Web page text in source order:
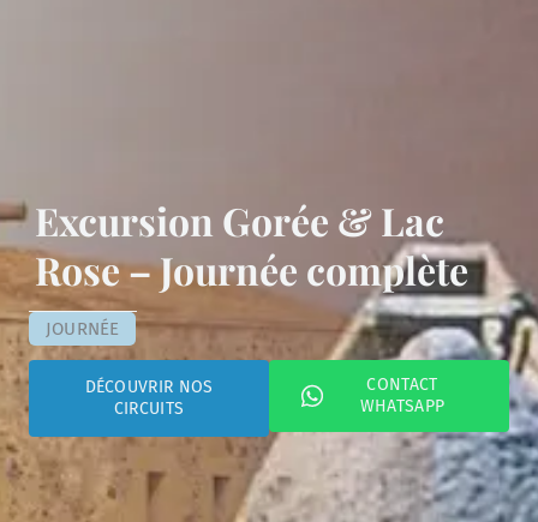
Excursion Gorée & Lac
Rose – Journée complète
JOURNÉE
DÉCOUVRIR NOS
CIRCUITS
CONTACT
WHATSAPP